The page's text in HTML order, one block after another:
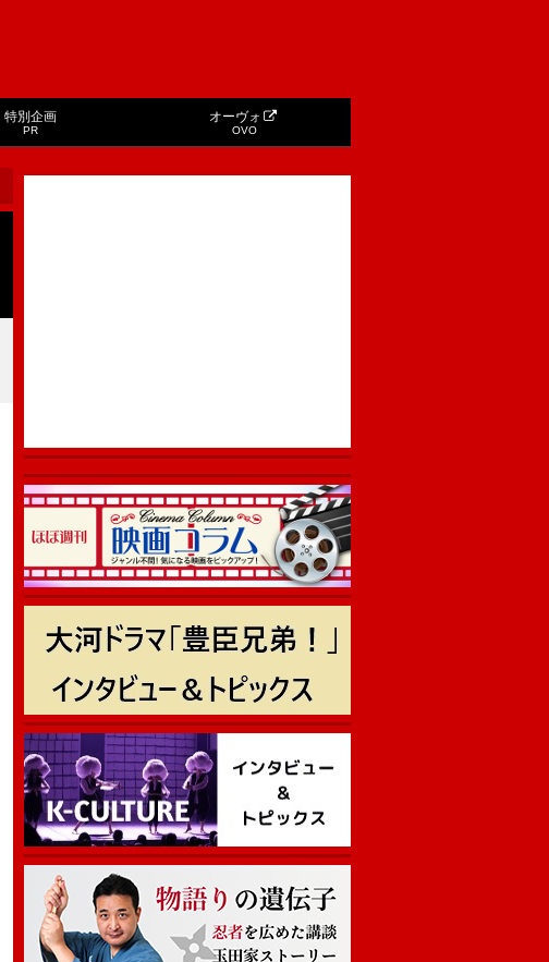
特別企画
PR
オーヴォ
OVO